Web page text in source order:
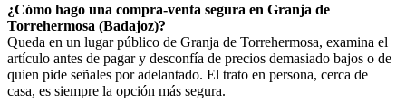
¿Cómo hago una compra-venta segura en Granja de
Torrehermosa (Badajoz)?
Queda en un lugar público de Granja de Torrehermosa, examina el
artículo antes de pagar y desconfía de precios demasiado bajos o de
quien pide señales por adelantado. El trato en persona, cerca de
casa, es siempre la opción más segura.